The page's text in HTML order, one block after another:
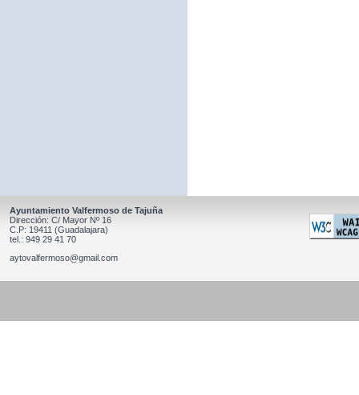
Ayuntamiento Valfermoso de Tajuña
Dirección: C/ Mayor Nº 16
C.P: 19411 (Guadalajara)
tel.: 949 29 41 70
aytovalfermoso@gmail.com